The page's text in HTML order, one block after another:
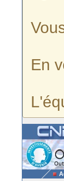
En